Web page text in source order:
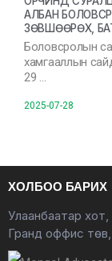
АЛБАН
ЗӨВШӨӨРӨХ,
Боловсролын
хамгааллын
29 …
2025-07-28
ХОЛБОО БАРИХ
Улаанбаатар хот,
Гранд оффис